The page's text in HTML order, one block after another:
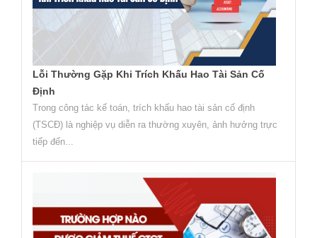
Lỗi Thường Gặp Khi Trích Khấu Hao Tài Sản Cố
Định
Trong công tác kế toán, trích khấu hao tài sản cố định
(TSCĐ) là nghiệp vụ diễn ra thường xuyên, ảnh hưởng trực
tiếp đến...